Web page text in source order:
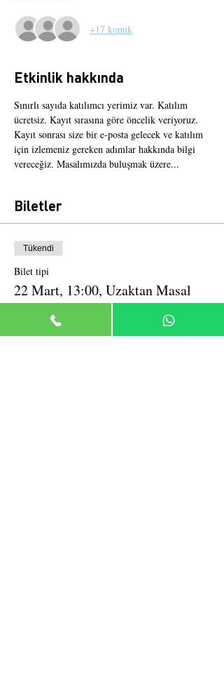
+17 konuk
Etkinlik hakkında
Sınırlı sayıda katılımcı yerimiz var. Katılım
ücretsiz. Kayıt sırasına göre öncelik veriyoruz.
Kayıt sonrası size bir e-posta gelecek ve katılım
için izlemeniz gereken adımlar hakkında bilgi
vereceğiz. Masalımızda buluşmak üzere...
Biletler
Tükendi
Bilet tipi
22 Mart, 13:00, Uzaktan Masal
Daha Fazla Bilgi